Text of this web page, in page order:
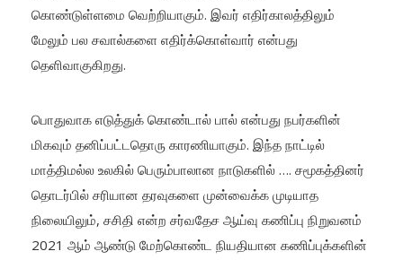
கொண்டுள்ளமை வெற்றியாகும். இவர் எதிர்காலத்திலும்
மேலும் பல சவால்களை எதிர்க்கொள்வார் என்பது
தெளிவாகுகிறது.
பொதுவாக எடுத்துக் கொண்டால் பால் என்பது நபர்களின்
மிகவும் தனிப்பட்டதொரு காரணியாகும். இந்த நாட்டில்
மாத்திமல்ல உலகில் பெரும்பாலான நாடுகளில் …. சமூகத்தினர்
தொடர்பில் சரியான தரவுகளை முன்வைக்க முடியாத
நிலையிலும், சசிதி என்ற சர்வதேச ஆய்வு கணிப்பு நிறுவனம்
2021 ஆம் ஆண்டு மேற்கொண்ட நியதியான கணிப்புக்களின்